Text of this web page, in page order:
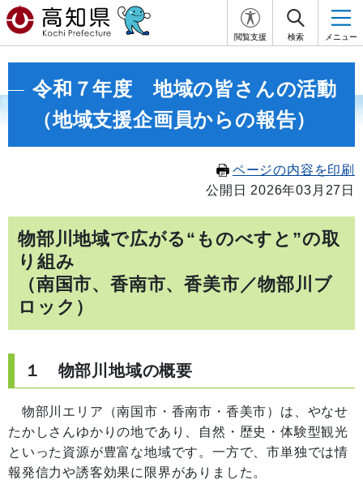
閲覧支援 検索 メニュー
令和７年度 地域の皆さんの活動
（地域支援企画員からの報告）
ページの内容を印刷
公開日 2026年03月27日
物部川地域で広がる“ものべすと”の取
り組み
（南国市、香南市、香美市／物部川ブ
ロック）
１ 物部川地域の概要
物部川エリア（南国市・香南市・香美市）は、やなせ
たかしさんゆかりの地であり、自然・歴史・体験型観光
といった資源が豊富な地域です。一方で、市単独では情
報発信力や誘客効果に限界がありました。